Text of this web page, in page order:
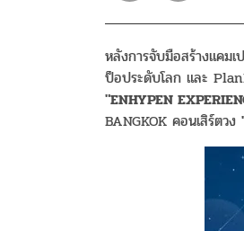
หลังการจับมือสร้างแคม
ป็อประดับโลก และ
"ENHYPEN
BANGKOK คอนเสิร์ตวง